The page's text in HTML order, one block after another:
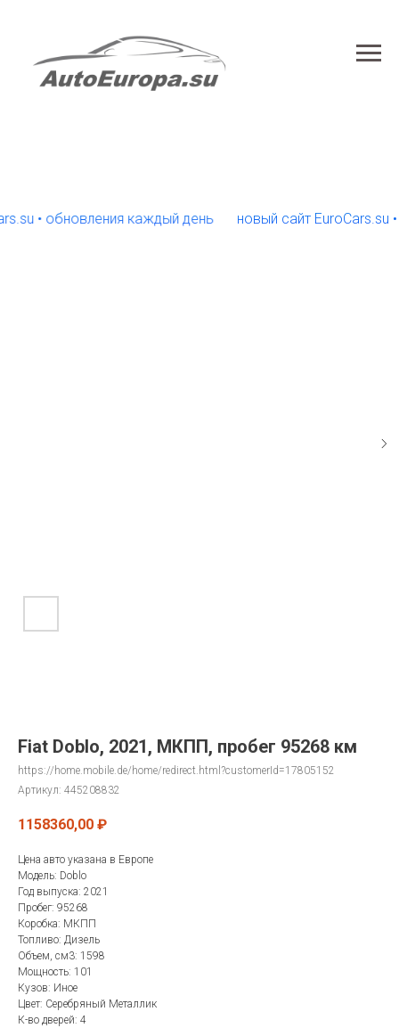
• обновления каждый день новый сайт EuroCars.su •
Fiat Doblo, 2021, МКПП, пробег 95268 км
https://home.mobile.de/home/redirect.html?customerId=17805152
Артикул: 445208832
1158360,00 ₽
Цена авто указана в Европе
Модель: Doblo
Год выпуска: 2021
Пробег: 95268
Коробка: МКПП
Топливо: Дизель
Объем, см3: 1598
Мощность: 101
Кузов: Иное
Цвет: Серебряный Металлик
К-во дверей: 4